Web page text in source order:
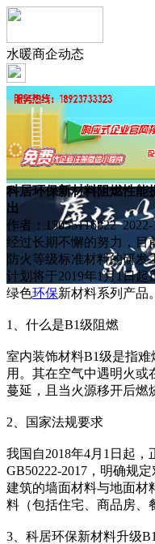
水暖商企动态
科居环保新材料阻燃性能
出
作者：15055116822
经过长期不懈的努力，目
防火等级标准材料的研发
计划将于2019年1月1日
绿色环保新材料系列产品。
1、什么是B1级阻燃
室内装饰材料B1级是指
用。其在空气中遇明火或
蔓延，且当火源移开后燃
2、国家法规要求
我国自2018年4月1日起
GB50222-2017，明确规
建筑的墙面材料与地面材
料（包括住宅、商品房、
3、科居环保新材料升级